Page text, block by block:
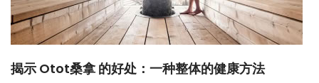
揭示 Otot桑拿 的好处：一种整体的健康方法